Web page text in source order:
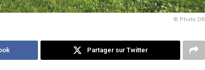
© Photo DR
Partager sur Twitter